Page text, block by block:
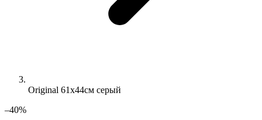
Original 61х44см серый
–40%